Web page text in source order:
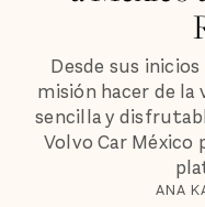
Desde sus
misión hacer de la
sencilla y
Volvo Car México
ANA